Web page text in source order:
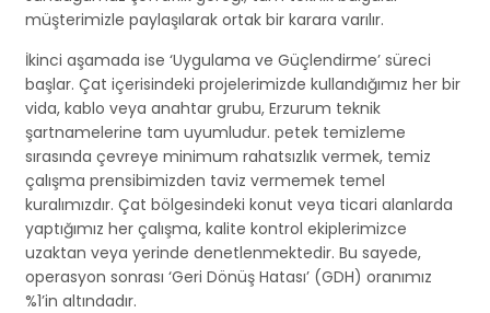
müşterimizle paylaşılarak ortak bir karara varılır.
İkinci aşamada ise ‘Uygulama ve Güçlendirme’ süreci
başlar. Çat içerisindeki projelerimizde kullandığımız her bir
vida, kablo veya anahtar grubu, Erzurum teknik
şartnamelerine tam uyumludur. petek temizleme
sırasında çevreye minimum rahatsızlık vermek, temiz
çalışma prensibimizden taviz vermemek temel
kuralımızdır. Çat bölgesindeki konut veya ticari alanlarda
yaptığımız her çalışma, kalite kontrol ekiplerimizce
uzaktan veya yerinde denetlenmektedir. Bu sayede,
operasyon sonrası ‘Geri Dönüş Hatası’ (GDH) oranımız
%1’in altındadır.